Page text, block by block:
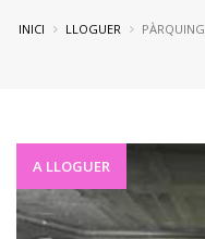
INICI LLOGUER PÀRQUING
A LLOGUER